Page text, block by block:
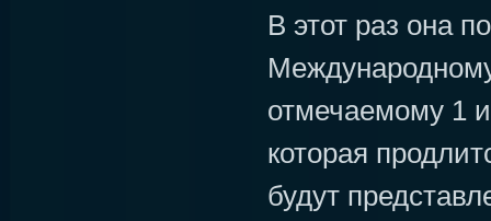
В этот раз она
отмечаемому 1
которая
будут